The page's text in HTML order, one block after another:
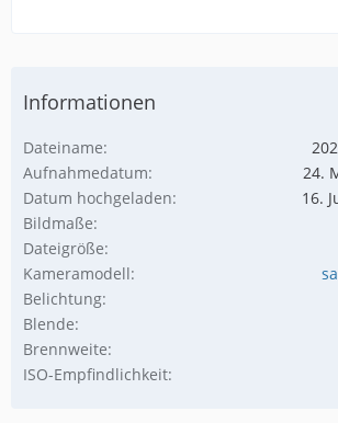
Informationen
Dateiname
Aufnahmedatum
24.
Datum hochgeladen
16.
Bildmaße
Dateigröße
Kameramodell
Belichtung
Blende
Brennweite
ISO-Empfindlichkeit